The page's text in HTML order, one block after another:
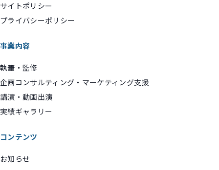
サイトポリシー
プライバシーポリシー
事業内容
執筆・監修
企画コンサルティング・マーケティング支援
講演・動画出演
実績ギャラリー
コンテンツ
お知らせ